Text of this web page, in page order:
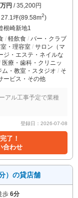
円 / 35,200円
坪(89.58m2)
根崎新地1
軽飲食
バー・クラブ
・理容室
サロン（マ
ジ・エステ・ネイルな
医療・歯科・クリニッ
ム・教室・スタジオ
そ
ービス・その他
アル工事予定で業種
登録日：2026-07-08
了！
合わせ
）の貸店舗
歩 6分